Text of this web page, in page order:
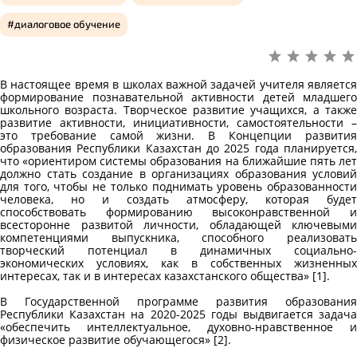
диалоговое обучение
В настоящее время в школах важной задачей учителя является
формирование познавательной активности детей младшего
школьного возраста. Творческое развитие учащихся, а также
развитие активности, инициативности, самостоятельности –
это требование самой жизни. В Концепции развития
образования Республики Казахстан до 2025 года планируется,
что «ориентиром системы образования на ближайшие пять лет
должно стать создание в организациях образования условий
для того, чтобы не только поднимать уровень образованности
человека, но и создать атмосферу, которая будет
способствовать формированию высоконравственной и
всесторонне развитой личности, обладающей ключевыми
компетенциями выпускника, способного реализовать
творческий потенциал в динамичных социально-
экономических условиях, как в собственных жизненных
интересах, так и в интересах казахстанского общества» [1].
В Государственной программе развития образования
Республики Казахстан на 2020-2025 годы выдвигается задача
«обеспечить интеллектуальное, духовно-нравственное и
физическое развитие обучающегося» [2].